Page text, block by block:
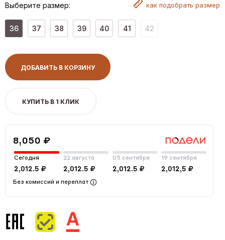
Выберите размер: как подобрать размер
36 37 38 39 40 41 42
ДОБАВИТЬ В КОРЗИНУ
КУПИТЬ В 1 КЛИК
8,050 ₽
Сегодня
2,012.5 ₽
22 августа
2,012.5 ₽
05 сентября
2,012.5 ₽
19 сентября
2,012,5 ₽
Без комиссий и переплат